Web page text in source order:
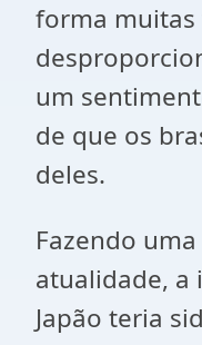
forma muitas
um
de que os
deles.
Fazendo
atualidade, a
Japão teria